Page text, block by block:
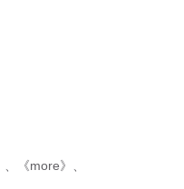
、 《more》 、